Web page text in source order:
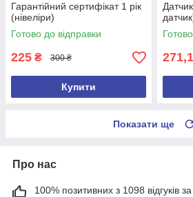
Гарантійний сертифікат 1 рік
(нівеліри)
Готово до відправки
225 ₴ 300 ₴
Купити
Показати ще
Про нас
100% позитивних з 1098 відгуків за